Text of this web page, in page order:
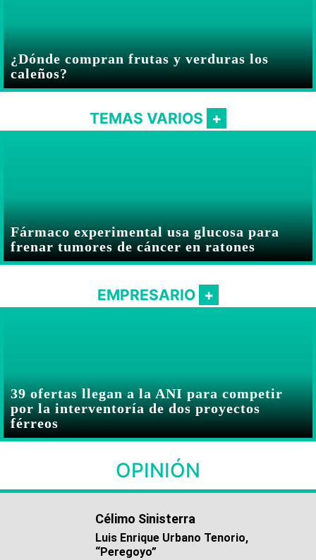
¿Dónde compran frutas y verduras los
caleños?
TEMAS VARIOS
Fármaco experimental usa glucosa para
frenar tumores de cáncer en ratones
EMPRESARIO
39 ofertas llegan a la ANI para competir
por la interventoría de dos proyectos
férreos
OPINIÓN
Célimo Sinisterra
Luis Enrique Urbano Tenorio,
“Peregoyo”